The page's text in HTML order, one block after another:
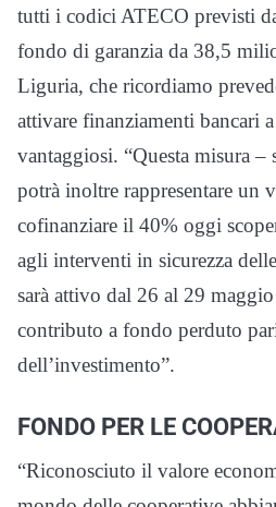
tutti i codici ATECO previsti
fondo di garanzia da 38,5
Liguria, che ricordiamo
attivare finanziamenti bancari
vantaggiosi. “Questa misura
potrà inoltre rappresentare un
cofinanziare il 40% oggi
agli interventi in sicurezza
sarà attivo dal 26 al 29
contributo a fondo perduto
dell’investimento”.
FONDO PER LE
“Riconosciuto il valore